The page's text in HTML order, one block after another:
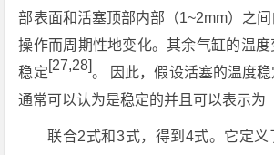
部表面和活塞顶部内部（1~2mm）之
操作而周期性地变化。其余气缸的温
稳定[27,28]。 因此，假设活塞的温度
通常可以认为是稳定的并且可以表示为
联合2式和3式，得到4式。它定义